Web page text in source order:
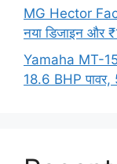
MG Hector
नया डिजाइन और
Yamaha MT-
18.6 BHP